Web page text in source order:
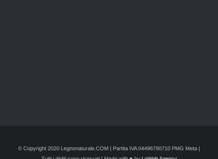
© Copyright 2020 Legnonaturale.COM | Partita IVA 04496790710 PMG Meta |